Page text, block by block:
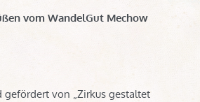
vom WandelGut Mechow
gefördert von „Zirkus gestaltet